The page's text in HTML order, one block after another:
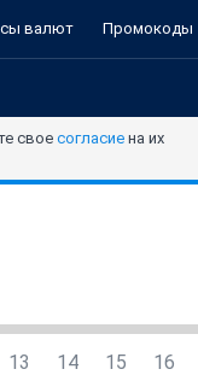
валют Промокоды
свое согласие на их
13 14 15 16